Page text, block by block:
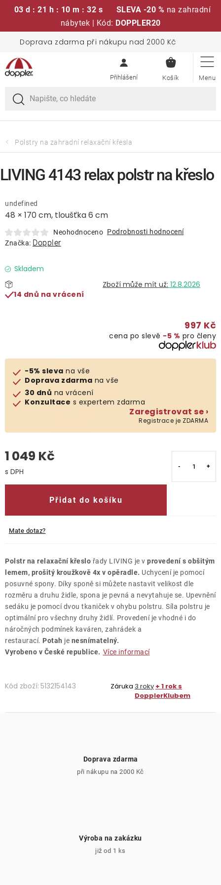
03 d : 21 h : 10 m : 32 s SLEVA -20 % na zahradní
nábytek | Kód: DOPPLER20
obsah
Doprava zdarma při nákupu nad 2000 Kč
KOŠÍK
Sedací soupravy
Slunečníky
Křesla a židle
Prodávané značky
Klub výhod
Naše katalogy
O nás
Kontakty
Polstry na zahradní relaxační křesla
48 × 170 cm, tloušťka 6 cm
undefined
Neohodnoceno Podrobnosti hodnocení
Značka: Doppler
Skladem
12.8.2026
14 dnů na vrácení
997 Kč
cena po slevě −5 % pro členy
-5% sleva na vše
Doprava zdarma na vše
30 dnů na vrácení
Konzultace s expertem zdarma
Zaregistrovat se ›
Registrace je ZDARMA
1 049 Kč
Přidat do košíku
Mate dotaz?
Polstr na relaxační křeslo řady LIVING je v provedení s obšitým
lemem, prošitý kroužkově 4x v opěradle. Uchycení je pomocí
posuvné spony. Díky sponě si můžete nastavit velikost dle
rozměru a druhu židle, spona je pevná a nevytahuje se. Upevnění
sedáku je pomocí dvou tkaniček v ohybu polstru. Síla polstru je
optimální pro všechny druhy židlí. Provedení je vhodné i do
náročných podmínek kaváren, zahrádek a
restaurací. Potah je nesnímatelný.
Vyrobeno v České republice. Více informací
Kód zboží: 5132154143 Záruka 3 roky + 1 rok s
DopplerKlubem
LIVING 4143 relax polstr na křeslo
Doprava zdarma
při nákupu na 2000 Kč
Výroba na zakázku
již od 1 ks